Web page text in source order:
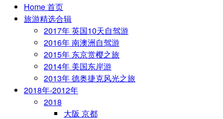
Home 首页
旅游精选合辑
2017年 英国10天自驾游
2016年 南澳洲自驾游
2015年 东京赏樱之旅
2014年 美国东岸游
2013年 德奥捷克风光之旅
2018年-2012年
2018
大阪 京都